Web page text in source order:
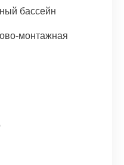
бассейн
монтажная